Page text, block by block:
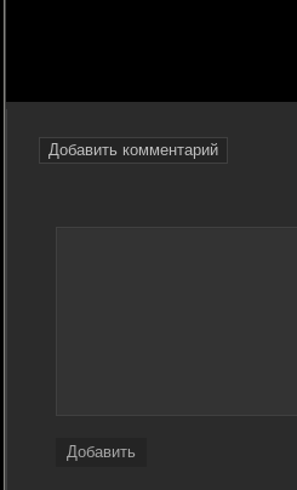
Добавить комментарий
Добавить